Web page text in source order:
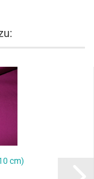
cm)